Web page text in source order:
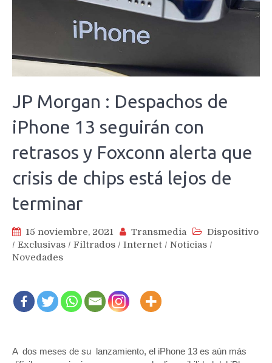
JP Morgan : Despachos de
iPhone 13 seguirán con
retrasos y Foxconn alerta que
crisis de chips está lejos de
terminar
15 noviembre, 2021 Transmedia
Dispositivo
/ Exclusivas / Filtrados / Internet / Noticias /
Novedades
A dos meses de su lanzamiento, el iPhone 13 es aún más